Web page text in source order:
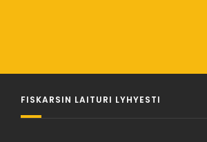
FISKARSIN LAITURI LYHYESTI